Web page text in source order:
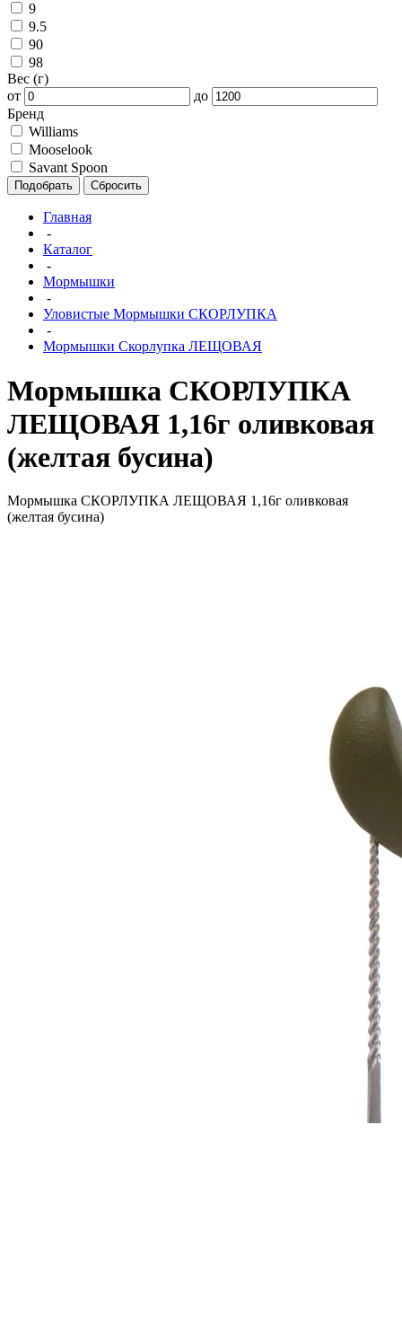
9
9.5
90
98
Вес (г)
от
до
Бренд
Williams
Mooselook
Savant Spoon
Подобрать Сбросить
Главная
-
Каталог
-
Мормышки
-
Уловистые Мормышки СКОРЛУПКА
-
Мормышки Скорлупка ЛЕЩОВАЯ
Мормышка СКОРЛУПКА
ЛЕЩОВАЯ 1,16г оливковая
(желтая бусина)
Мормышка СКОРЛУПКА ЛЕЩОВАЯ 1,16г оливковая
(желтая бусина)